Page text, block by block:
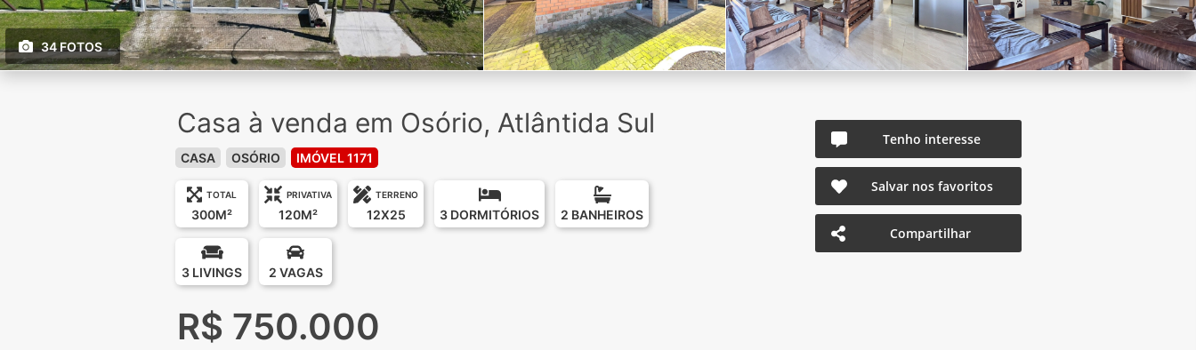
34 FOTOS
Casa à venda em Osório, Atlântida Sul
CASA OSÓRIO IMÓVEL 1171
TOTAL
300M²
PRIVATIVA
120M²
TERRENO
12X25 3 DORMITÓRIOS 2 BANHEIROS
3 LIVINGS 2 VAGAS
R$ 750.000
Tenho interesse
Salvar nos favoritos
Compartilhar